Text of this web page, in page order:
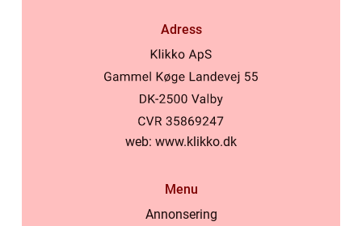
Adress
web: www.klikko.dk
Menu
Annonsering